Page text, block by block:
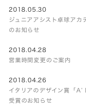
2018.05.30
ジュニアアシスト卓球アカ
のお知らせ
2018.04.28
営業時間変更のご案内
2018.04.26
イタリアのデザイン賞「
受賞のお知らせ